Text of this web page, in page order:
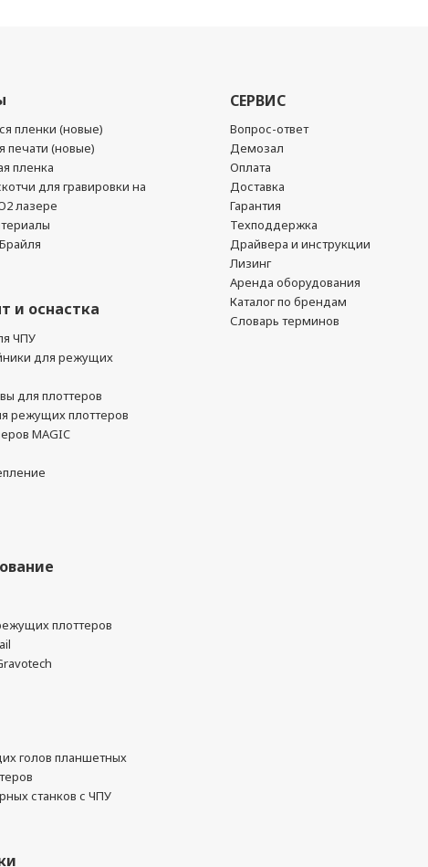
пленки (новые)
печати (новые)
пленка
для гравировки на
лазере
и оснастка
ЧПУ
для режущих
для плоттеров
режущих плоттеров
MAGIC
плоттеров
голов планшетных
станков с ЧПУ
СЕРВИС
Вопрос-ответ
Демозал
Оплата
Доставка
Гарантия
Техподдержка
Драйвера и инструкции
Лизинг
Аренда оборудования
Каталог по брендам
Словарь терминов